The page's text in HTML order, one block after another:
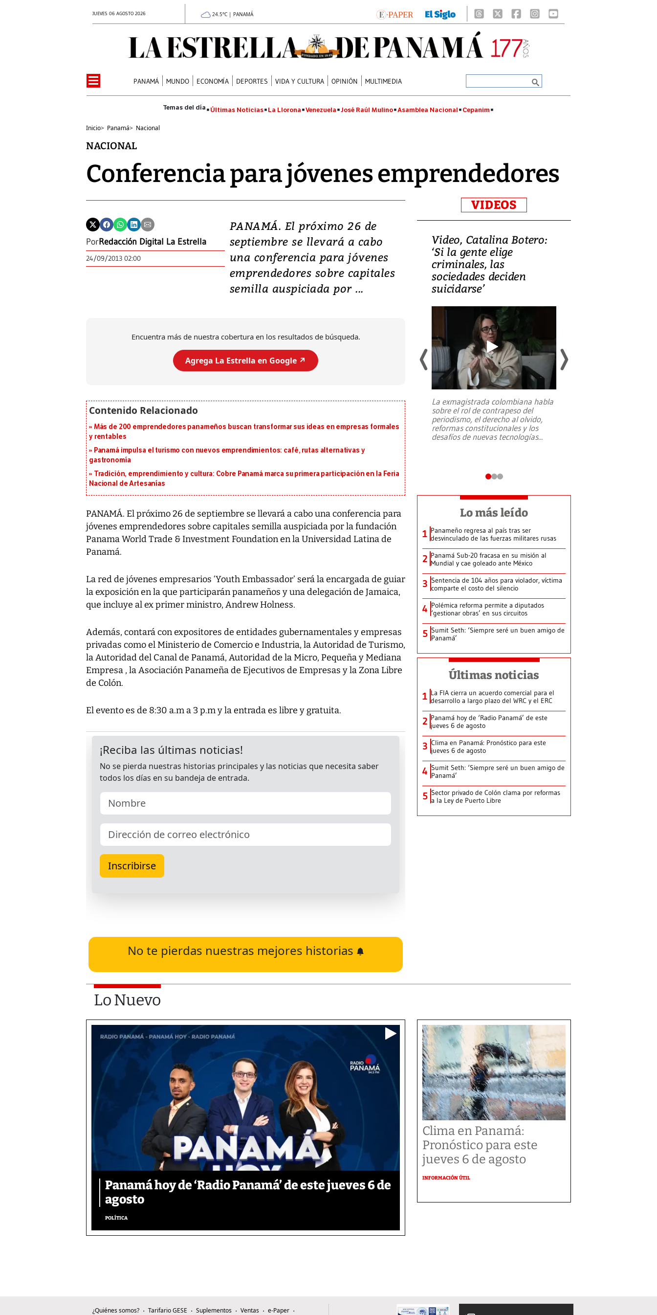
JUEVES 06 AGOSTO 2026 24.5°C | PANAMÁ
PANAMÁ MUNDO ECONOMÍA DEPORTES VIDA Y CULTURA OPINIÓN MULTIMEDIA
Últimas Noticias La Llorona Venezuela José Raúl Mulino Asamblea Nacional Cepanim
Inicio> Panamá> Nacional
NACIONAL
Conferencia para jóvenes emprendedores
PorRedacción Digital La Estrella
24/09/2013 02:00
PANAMÁ. El próximo 26 de
septiembre se llevará a cabo
una conferencia para jóvenes
emprendedores sobre capitales
semilla auspiciada por ...
Encuentra más de nuestra cobertura en los resultados de búsqueda.
Agrega La Estrella en Google ↗️
Más de 200 emprendedores panameños buscan transformar sus ideas en empresas formales
y rentables
Panamá impulsa el turismo con nuevos emprendimientos: café, rutas alternativas y
gastronomía
Tradición, emprendimiento y cultura: Cobre Panamá marca su primera participación en la Feria
Nacional de Artesanías
PANAMÁ. El próximo 26 de septiembre se llevará a cabo una conferencia para
jóvenes emprendedores sobre capitales semilla auspiciada por la fundación
Panama World Trade & Investment Foundation en la Universidad Latina de
Panamá.
La red de jóvenes empresarios ‘Youth Embassador’ será la encargada de guiar
la exposición en la que participarán panameños y una delegación de Jamaica,
que incluye al ex primer ministro, Andrew Holness.
Además, contará con expositores de entidades gubernamentales y empresas
privadas como el Ministerio de Comercio e Industria, la Autoridad de Turismo,
la Autoridad del Canal de Panamá, Autoridad de la Micro, Pequeña y Mediana
Empresa , la Asociación Panameña de Ejecutivos de Empresas y la Zona Libre
de Colón.
El evento es de 8:30 a.m a 3 p.m y la entrada es libre y gratuita.
No te pierdas nuestras mejores historias
VIDEOS
Video, Japón: Terremoto
deja heridos y graves
daños en Kumamoto
al sur de Japón, provocando una
Video, Catalina Botero:
‘Si la gente elige
criminales, las
sociedades deciden
suicidarse’
La exmagistrada colombiana habla
sobre el rol de contrapeso del
periodismo, el derecho al olvido,
reformas constitucionales y los
desafíos de nuevas tecnologías...
Lo más leído
1 Panameño regresa al país tras ser
desvinculado de las fuerzas militares rusas
2 Panamá Sub-20 fracasa en su misión al
Mundial y cae goleado ante México
3 Sentencia de 104 años para violador, víctima
comparte el costo del silencio
4 Polémica reforma permite a diputados
‘gestionar obras’ en sus circuitos
5 Sumit Seth: ‘Siempre seré un buen amigo de
Panamá’
Últimas noticias
1 La FIA cierra un acuerdo comercial para el
desarrollo a largo plazo del WRC y el ERC
2 Panamá hoy de ‘Radio Panamá’ de este
jueves 6 de agosto
3 Clima en Panamá: Pronóstico para este
jueves 6 de agosto
4 Sumit Seth: ‘Siempre seré un buen amigo de
Panamá’
5 Sector privado de Colón clama por reformas
a la Ley de Puerto Libre
Lo Nuevo
Panamá hoy de ‘Radio Panamá’ de este jueves 6 de
agosto
POLÍTICA
Clima en Panamá:
Pronóstico para este
jueves 6 de agosto
INFORMACIÓN ÚTIL
¿Quiénes somos? Tarifario GESE Suplementos Ventas e-Paper